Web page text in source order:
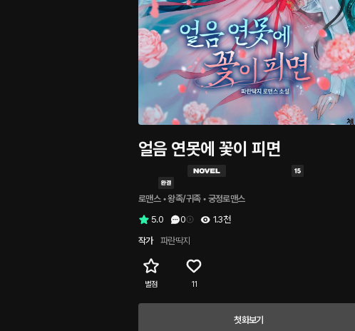
얼음 연못에 꽃이 피면
로맨스 • 왕족/귀족 • 궁정로맨스
5.0
0
1.3천
작가
파란딱지
별점 11
첫화보기